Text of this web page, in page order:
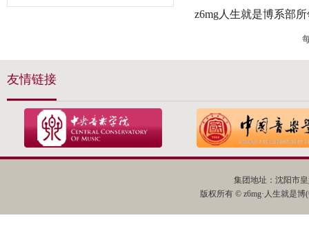
z6mg人生就是博系部
友情链接
集团地址：沈阳市
版权所有 © z6mg·人生就是